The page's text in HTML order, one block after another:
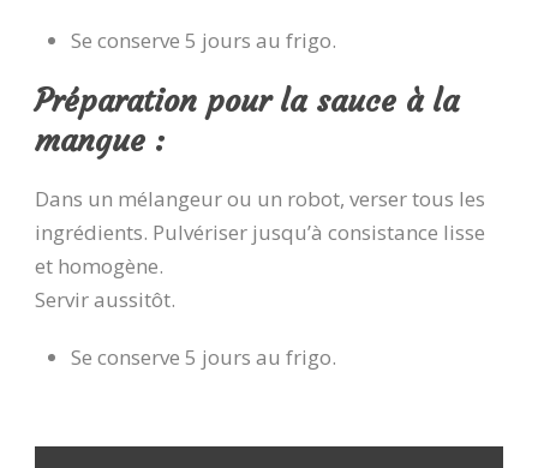
Se conserve 5 jours au frigo.
Préparation pour la sauce à la
mangue :
Dans un mélangeur ou un robot, verser tous les
ingrédients. Pulvériser jusqu’à consistance lisse
et homogène.
Servir aussitôt.
Se conserve 5 jours au frigo.